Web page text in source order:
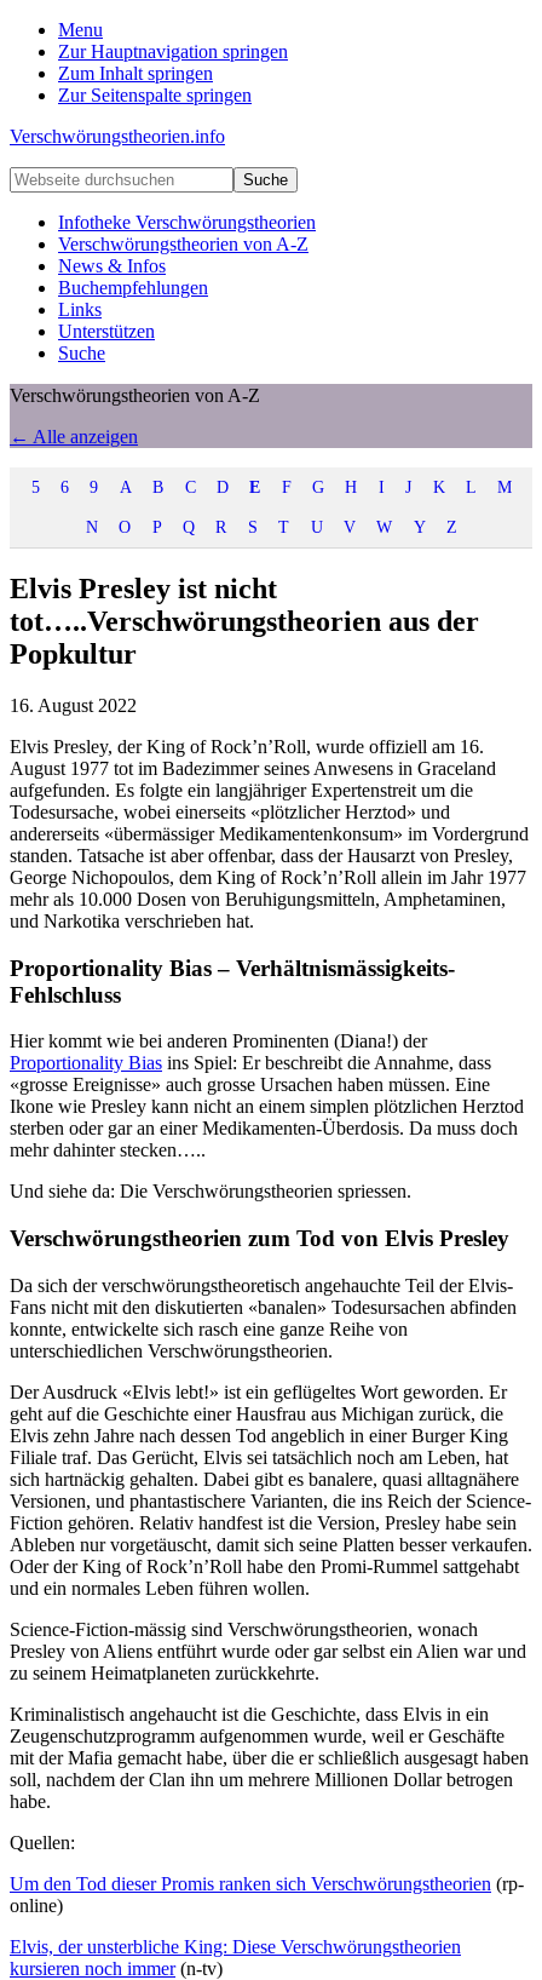
Menu
Zur Hauptnavigation springen
Zum Inhalt springen
Zur Seitenspalte springen
Verschwörungstheorien.info
Beiträge
zu
Merkmalen,
Funktionen
Risiken
konspirationistischen
Denkens
Webseite
durchsuchen
Infotheke Verschwörungstheorien
Verschwörungstheorien von A-Z
News & Infos
Buchempfehlungen
Links
Unterstützen
Suche
Verschwörungstheorien von A-Z
← Alle anzeigen
5 6 9 A B C D E F G H I J K L M
N O P Q R S T U V W Y Z
Elvis Presley ist nicht
tot…..Verschwörungstheorien aus der
Popkultur
16. August 2022
Elvis Presley, der King of Rock’n’Roll, wurde offiziell am 16.
August 1977 tot im Badezimmer seines Anwesens in Graceland
aufgefunden. Es folgte ein langjähriger Expertenstreit um die
Todesursache, wobei einerseits «plötzlicher Herztod» und
andererseits «übermässiger Medikamentenkonsum» im Vordergrund
standen. Tatsache ist aber offenbar, dass der Hausarzt von Presley,
George Nichopoulos, dem King of Rock’n’Roll allein im Jahr 1977
mehr als 10.000 Dosen von Beruhigungsmitteln, Amphetaminen,
und Narkotika verschrieben hat.
Proportionality Bias – Verhältnismässigkeits-
Fehlschluss
Hier kommt wie bei anderen Prominenten (Diana!) der
Proportionality Bias ins Spiel: Er beschreibt die Annahme, dass
«grosse Ereignisse» auch grosse Ursachen haben müssen. Eine
Ikone wie Presley kann nicht an einem simplen plötzlichen Herztod
sterben oder gar an einer Medikamenten-Überdosis. Da muss doch
mehr dahinter stecken…..
Und siehe da: Die Verschwörungstheorien spriessen.
Verschwörungstheorien zum Tod von Elvis Presley
Da sich der verschwörungstheoretisch angehauchte Teil der Elvis-
Fans nicht mit den diskutierten «banalen» Todesursachen abfinden
konnte, entwickelte sich rasch eine ganze Reihe von
unterschiedlichen Verschwörungstheorien.
Der Ausdruck «Elvis lebt!» ist ein geflügeltes Wort geworden. Er
geht auf die Geschichte einer Hausfrau aus Michigan zurück, die
Elvis zehn Jahre nach dessen Tod angeblich in einer Burger King
Filiale traf. Das Gerücht, Elvis sei tatsächlich noch am Leben, hat
sich hartnäckig gehalten. Dabei gibt es banalere, quasi alltagnähere
Versionen, und phantastischere Varianten, die ins Reich der Science-
Fiction gehören. Relativ handfest ist die Version, Presley habe sein
Ableben nur vorgetäuscht, damit sich seine Platten besser verkaufen.
Oder der King of Rock’n’Roll habe den Promi-Rummel sattgehabt
und ein normales Leben führen wollen.
Science-Fiction-mässig sind Verschwörungstheorien, wonach
Presley von Aliens entführt wurde oder gar selbst ein Alien war und
zu seinem Heimatplaneten zurückkehrte.
Kriminalistisch angehaucht ist die Geschichte, dass Elvis in ein
Zeugenschutzprogramm aufgenommen wurde, weil er Geschäfte
mit der Mafia gemacht habe, über die er schließlich ausgesagt haben
soll, nachdem der Clan ihn um mehrere Millionen Dollar betrogen
habe.
Quellen:
Um den Tod dieser Promis ranken sich Verschwörungstheorien (rp-
online)
Elvis, der unsterbliche King: Diese Verschwörungstheorien
kursieren noch immer(n-tv)